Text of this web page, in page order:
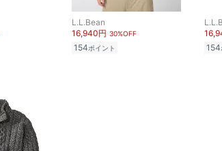
L.L.Bean
16,940円 30%OFF
154ポイント 154